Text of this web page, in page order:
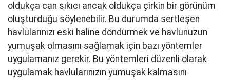
oldukça can sıkıcı ancak oldukça çirkin bir görünüm
oluşturduğu söylenebilir. Bu durumda sertleşen
havlularınızı eski haline döndürmek ve havlunuzun
yumuşak olmasını sağlamak için bazı yöntemler
uygulamanız gerekir. Bu yöntemleri düzenli olarak
uygulamak havlularınızın yumuşak kalmasını